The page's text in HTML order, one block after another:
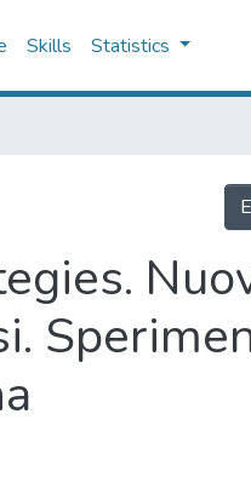
Skills Statistics